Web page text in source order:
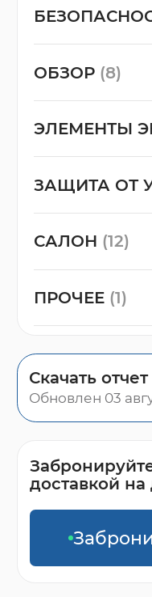
ОБЗОР (8)
ЭЛЕМЕНТЫ
ЗАЩИТА ОТ
САЛОН (12)
ПРОЧЕЕ (1)
Скачать
Обновлен 03
доставкой